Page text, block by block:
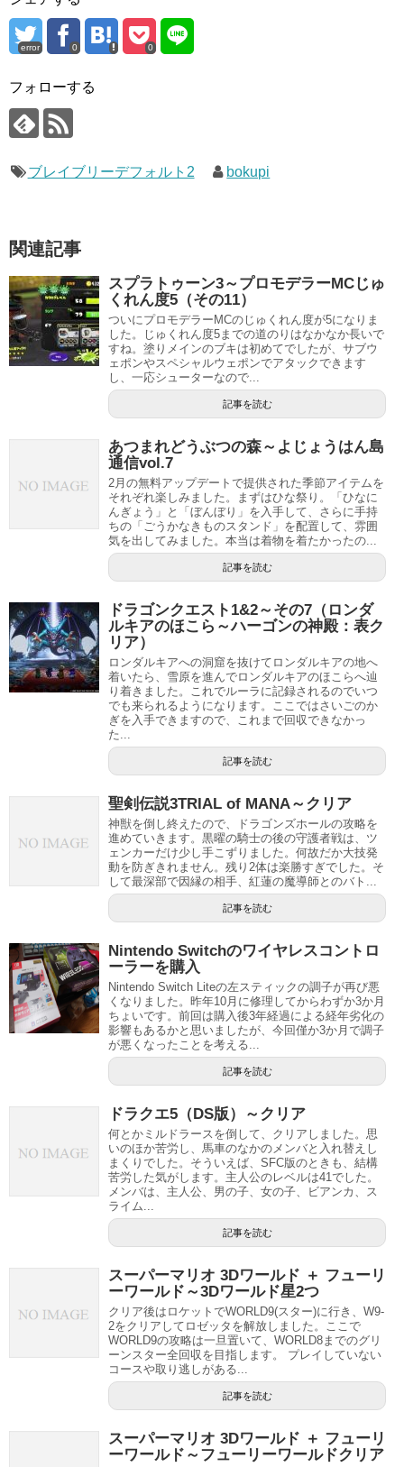
error 0 0
フォローする
ブレイブリーデフォルト2 bokupi
関連記事
スプラトゥーン3～プロモデラーMCじゅ
くれん度5（その11）
ついにプロモデラーMCのじゅくれん度が5になりま
した。じゅくれん度5までの道のりはなかなか長いで
すね。塗りメインのブキは初めてでしたが、サブウ
ェポンやスペシャルウェポンでアタックできます
し、一応シューターなので...
記事を読む
あつまれどうぶつの森～よじょうはん島
通信vol.7
2月の無料アップデートで提供された季節アイテムを
それぞれ楽しみました。まずはひな祭り。「ひなに
んぎょう」と「ぼんぼり」を入手して、さらに手持
ちの「ごうかなきものスタンド」を配置して、雰囲
気を出してみました。本当は着物を着たかったの...
記事を読む
ドラゴンクエスト1&2～その7（ロンダ
ルキアのほこら～ハーゴンの神殿：表ク
リア）
ロンダルキアへの洞窟を抜けてロンダルキアの地へ
着いたら、雪原を進んでロンダルキアのほこらへ辿
り着きました。これでルーラに記録されるのでいつ
でも来られるようになります。ここではさいごのか
ぎを入手できますので、これまで回収できなかっ
た...
記事を読む
聖剣伝説3TRIAL of MANA～クリア
神獣を倒し終えたので、ドラゴンズホールの攻略を
進めていきます。黒曜の騎士の後の守護者戦は、ツ
ェンカーだけ少し手こずりました。何故だか大技発
動を防ぎきれません。残り2体は楽勝すぎでした。そ
して最深部で因縁の相手、紅蓮の魔導師とのバト...
記事を読む
Nintendo Switchのワイヤレスコントロ
ーラーを購入
Nintendo Switch Liteの左スティックの調子が再び悪
くなりました。昨年10月に修理してからわずか3か月
ちょいです。前回は購入後3年経過による経年劣化の
影響もあるかと思いましたが、今回僅か3か月で調子
が悪くなったことを考える...
記事を読む
ドラクエ5（DS版）～クリア
何とかミルドラースを倒して、クリアしました。思
いのほか苦労し、馬車のなかのメンバと入れ替えし
まくりでした。そういえば、SFC版のときも、結構
苦労した気がします。主人公のレベルは41でした。
メンバは、主人公、男の子、女の子、ビアンカ、ス
ライム...
記事を読む
スーパーマリオ 3Dワールド ＋ フューリ
ーワールド～3Dワールド星2つ
クリア後はロケットでWORLD9(スター)に行き、W9-
2をクリアしてロゼッタを解放しました。ここで
WORLD9の攻略は一旦置いて、WORLD8までのグリ
ーンスター全回収を目指します。 プレイしていない
コースや取り逃しがある...
記事を読む
スーパーマリオ 3Dワールド ＋ フューリ
ーワールド～フューリーワールドクリア